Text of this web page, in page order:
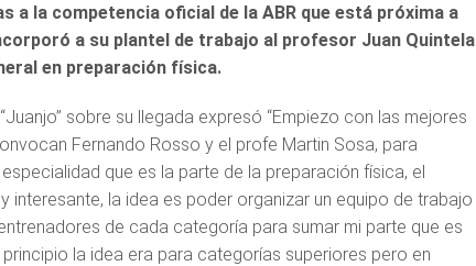
a la competencia oficial de la ABR que está próxima a
a su plantel de trabajo al profesor Juan Quintela
en preparación física.
sobre su llegada expresó “Empiezo con las mejores
Fernando Rosso y el profe Martin Sosa, para
que es la parte de la preparación física, el
interesante, la idea es poder organizar un equipo de trabajo
de cada categoría para sumar mi parte que es
la idea era para categorías superiores pero en